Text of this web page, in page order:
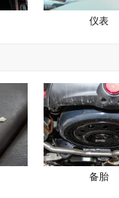
仪表
备胎